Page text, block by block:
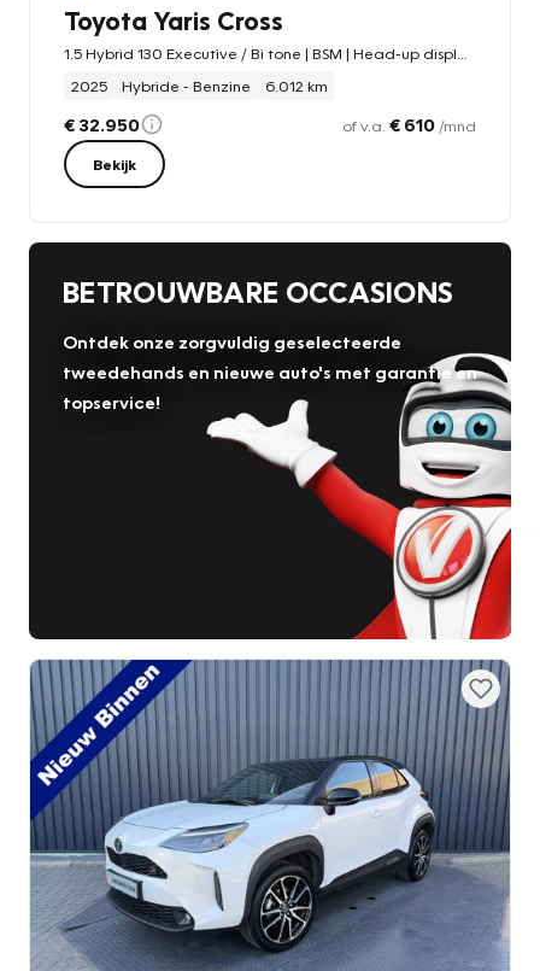
Toyota Yaris Cross
2025
Hybride - Benzine 6.012 km
€ 32.950 of v.a. € 610 /mnd
Bekijk
BETROUWBARE OCCASIONS
Ontdek onze zorgvuldig geselecteerde
tweedehands en nieuwe auto's met garantie en
topservice!